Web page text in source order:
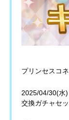
プリンセスコ
2025/04/30(水
交換ガチャセ